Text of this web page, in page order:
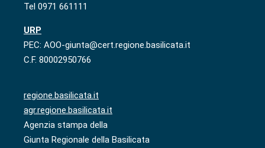
Tel 0971 661111
URP
PEC: AOO-giunta@cert.regione.basilicata.it
C.F. 80002950766
regione.basilicata.it
agr.regione.basilicata.it
Agenzia stampa della
Giunta Regionale della Basilicata